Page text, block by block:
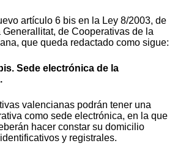
artículo 6 bis en la Ley 8/2003, de
Generallitat, de Cooperativas de la
que queda redactado como sigue:
Sede electrónica de la
valencianas podrán tener una
como sede electrónica, en la que
hacer constar su domicilio
y registrales.